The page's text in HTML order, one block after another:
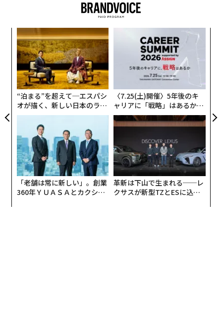
“泊まる”を超えて─エスパシ
オが描く、新しい日本のラグ
ジュアリー（中編）
〈7.25(土)開催〉5年後のキ
ャリアに「戦略」はあるか。
トップエグゼクティブのキャ
リアに触れる1日│CAREER S
「老舗は常に新しい」。創業
360年ＹＵＡＳＡとカクシン
革新は下山で生まれる──レ
クサスが新型TZとESに込め